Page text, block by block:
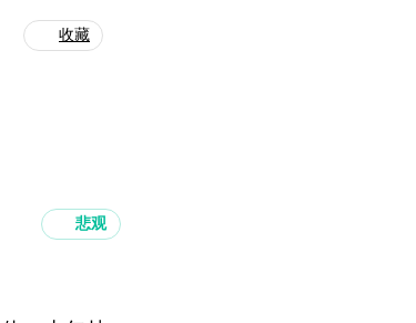
收藏
悲观